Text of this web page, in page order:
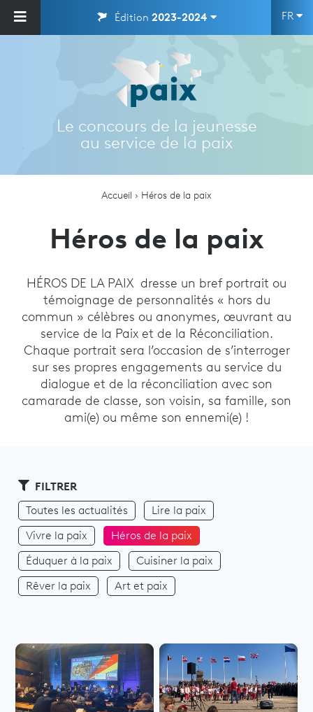
Édition 2023-2024 FR
Le concours de la jeunesse
au service de la paix
Accueil Héros de la paix
Héros de la paix
HÉROS DE LA PAIX dresse un bref portrait ou
témoignage de personnalités « hors du
commun » célèbres ou anonymes, œuvrant au
service de la Paix et de la Réconciliation.
Chaque portrait sera l’occasion de s’interroger
sur ses propres engagements au service du
dialogue et de la réconciliation avec son
camarade de classe, son voisin, sa famille, son
ami(e) ou même son ennemi(e) !
FILTRER
Toutes les actualités Lire la paix
Vivre la paix Héros de la paix
Éduquer à la paix Cuisiner la paix
Rêver la paix Art et paix